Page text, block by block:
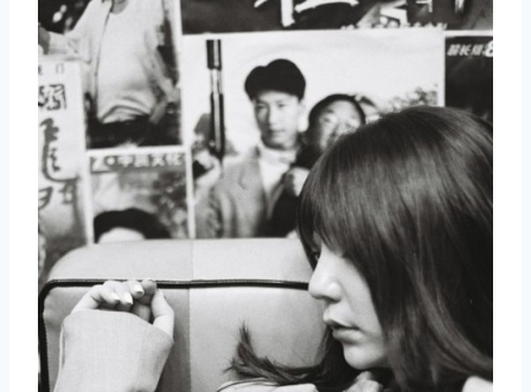
取消 搜索